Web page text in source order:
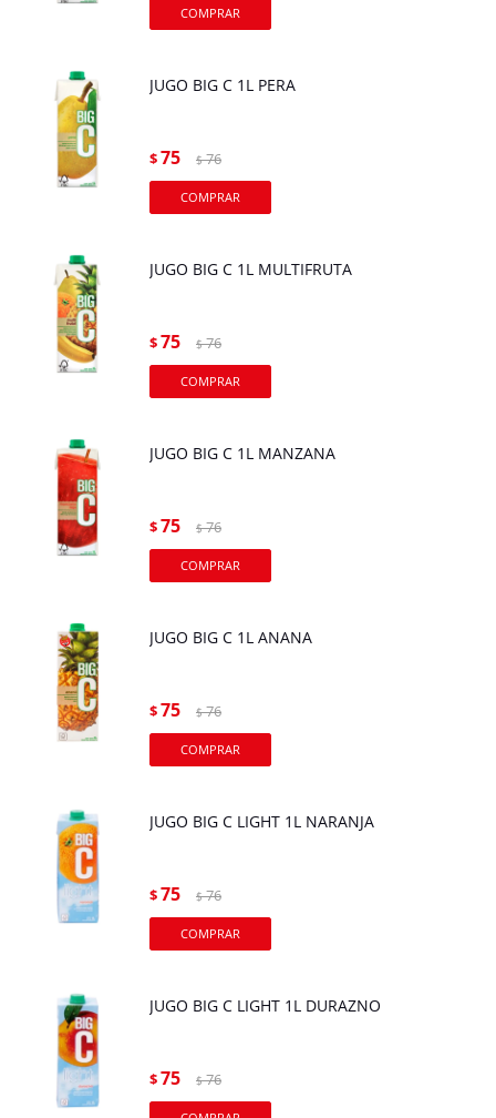
JUGO BIG C 1L PERA
$75 $ 76
JUGO BIG C 1L MULTIFRUTA
$75 $ 76
JUGO BIG C 1L MANZANA
$75 $ 76
JUGO BIG C 1L ANANA
$75 $ 76
JUGO BIG C LIGHT 1L NARANJA
$75 $ 76
JUGO BIG C LIGHT 1L DURAZNO
$75 $ 76